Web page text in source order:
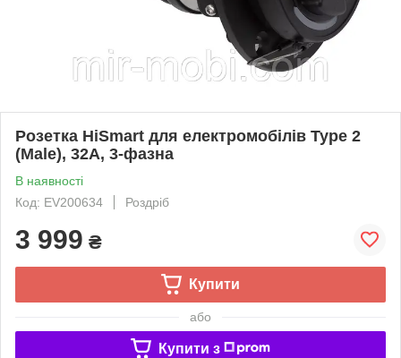
Розетка HiSmart для електромобілів Type 2
(Male), 32A, 3-фазна
В наявності
Код: EV200634
Роздріб
3 999 ₴
Купити
або
Купити з